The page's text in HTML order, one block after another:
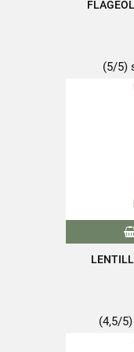
Fibres
Sel
Retrouvez toute la
(5/5)
(4,5/